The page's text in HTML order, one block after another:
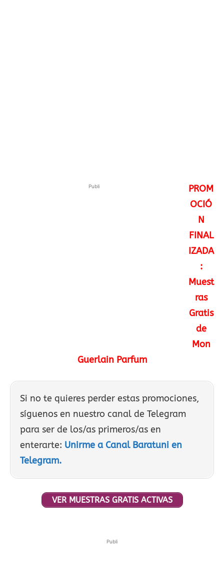
Publi
PROM
OCIÓ
N
FINAL
IZADA
:
Muest
ras
Gratis
de
Mon
Guerlain Parfum
Si no te quieres perder estas promociones,
síguenos en nuestro canal de Telegram
para ser de los/as primeros/as en
enterarte: Unirme a Canal Baratuni en
Telegram.
VER MUESTRAS GRATIS ACTIVAS
Publi